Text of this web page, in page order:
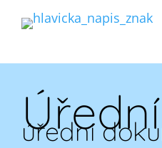
úřední